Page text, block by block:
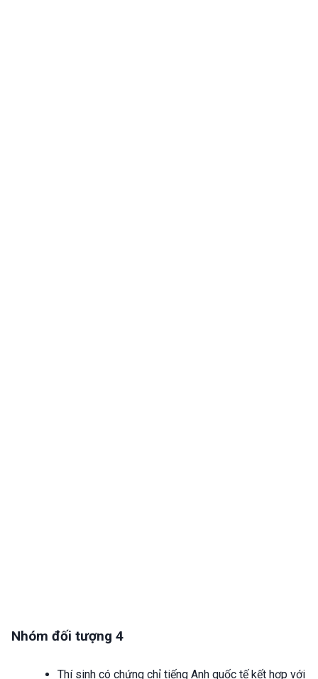
Nhóm đối tượng 4
Thí sinh có chứng chỉ tiếng Anh quốc tế kết hợp với